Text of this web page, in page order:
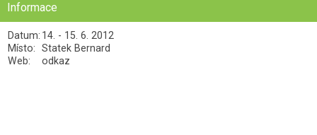
Informace
Datum: 14. - 15. 6. 2012
Místo:
Statek Bernard
Web:
odkaz